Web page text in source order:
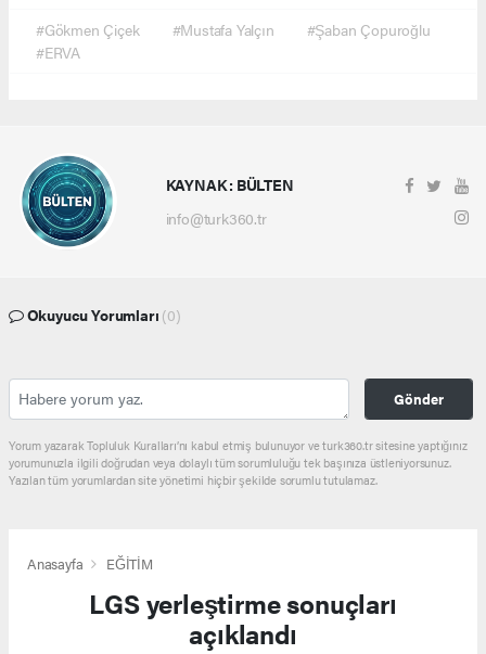
#Gökmen Çiçek #Mustafa Yalçın
#Şaban Çopuroğlu
#ERVA
KAYNAK : BÜLTEN
info@turk360.tr
Okuyucu Yorumları (0)
Gönder
Yorum yazarak Topluluk Kuralları’nı kabul etmiş bulunuyor ve turk360.tr sitesine yaptığınız
yorumunuzla ilgili doğrudan veya dolaylı tüm sorumluluğu tek başınıza üstleniyorsunuz.
Yazılan tüm yorumlardan site yönetimi hiçbir şekilde sorumlu tutulamaz.
Anasayfa EĞİTİM
LGS yerleştirme sonuçları
açıklandı